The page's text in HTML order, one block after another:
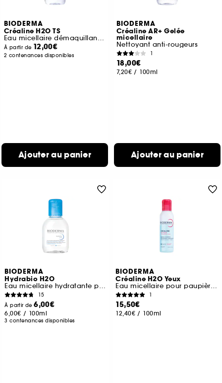
BIODERMA
Créaline H2O TS
Eau micellaire démaquillante peaux très sèches
À partir de 12,00€
2 contenances disponibles
Ajouter au panier
BIODERMA
Créaline AR+ Gelée
micellaire
Nettoyant anti-rougeurs
1
18,00€
7,20€ / 100ml
Ajouter au panier
BIODERMA
Hydrabio H2O
Eau micellaire hydratante peaux sensibles déshydratées
15
À partir de6,00€
6,00€ / 100ml
3 contenances disponibles
BIODERMA
Créaline H2O Yeux
Eau micellaire pour paupières sensibles
1
15,50€
12,40€ / 100ml